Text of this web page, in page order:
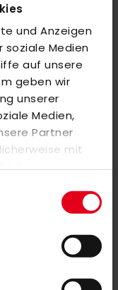
und Anzeigen
soziale Medien
auf unsere
geben wir
unserer
Medien,
Partner
mit
ihnen
hinzuzufügen
.2